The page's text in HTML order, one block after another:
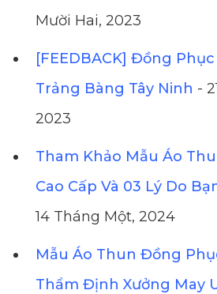
Mười Hai, 2023
[FEEDBACK] Đồng
Trảng Bàng Tây Ninh -
2023
Tham Khảo Mẫu Áo
Cao Cấp Và 03 Lý Do
14 Tháng Một, 2024
Mẫu Áo Thun Đồng
Thẩm Định Xưởng May